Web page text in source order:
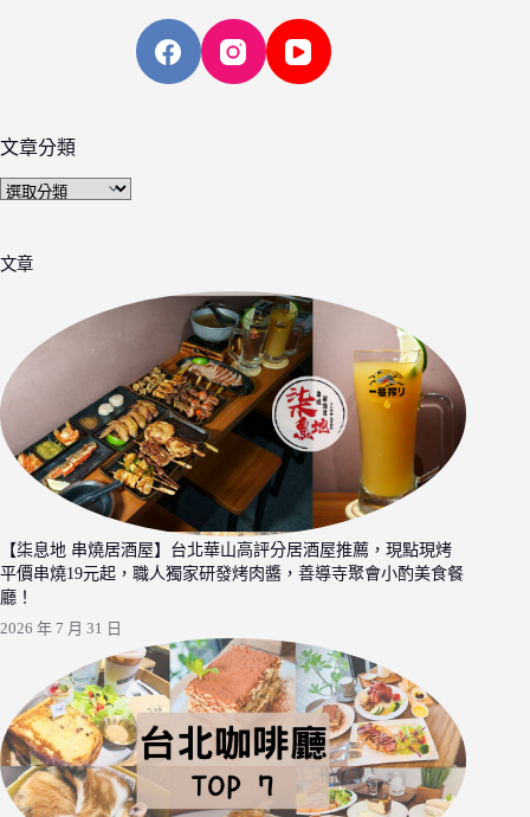
文章分類
文
類
文章
【柒息地 串燒居酒屋】台北華山高評分居酒屋推薦，現點現烤
平價串燒19元起，職人獨家研發烤肉醬，善導寺聚會小酌美食餐
廳！
2026 年 7 月 31 日